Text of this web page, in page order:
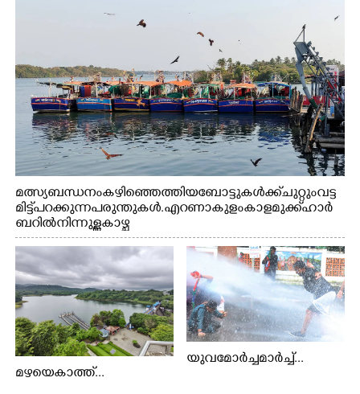
മത്സ്യബന്ധനം കഴിഞ്ഞെത്തിയ ബോട്ടുകൾക്ക് ചുറ്റും വട്ട
മിട്ട് പറക്കുന്ന പരുന്തുകൾ. എറണാകുളം കാളമുക്ക് ഹാർ
ബറിൽ നിന്നുള്ള കാഴ്ച
മഴയെകാത്ത്...
യുവമോർച്ചമാർച്ച്...